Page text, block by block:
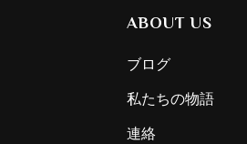
ABOUT US
ブログ
私たちの物語
連絡